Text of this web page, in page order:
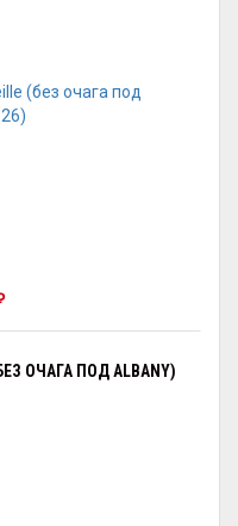
ОЧАГА ПОД ALBANY)